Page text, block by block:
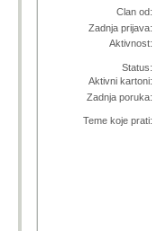
Clan od:
Zadnja prijava:
Aktivnost:
Status:
Aktivni kartoni:
Zadnja poruka:
Teme koje prati: